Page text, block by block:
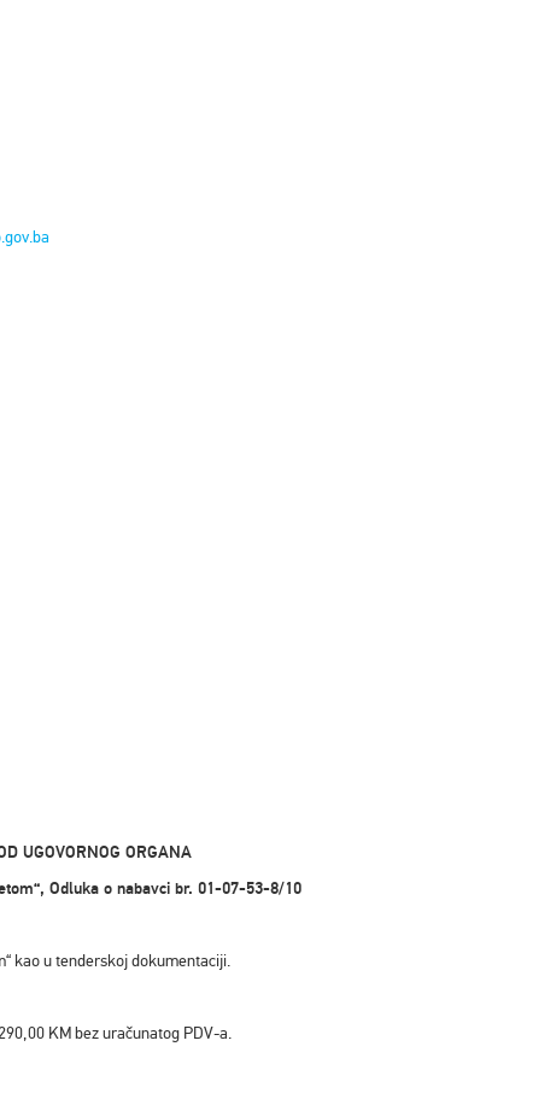
UGOVORNOG ORGANA
Odluka o nabavci br. 01-07-53-8/10
kao u tenderskoj dokumentaciji.
KM bez uračunatog PDV-a.